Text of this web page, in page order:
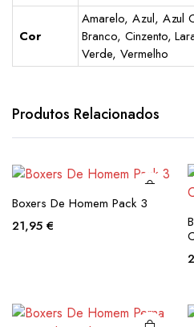
Cor
Amarelo, Azul, Azul
Branco, Cinzento,
Verde, Vermelho
Produtos Relacionados
This
has
The
options
may be
Boxers De Homem Pack 3
21,95 €
This
The